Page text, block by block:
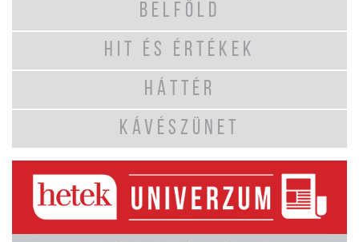
BELFÖLD
HIT ÉS ÉRTÉKEK
HÁTTÉR
KÁVÉSZÜNET